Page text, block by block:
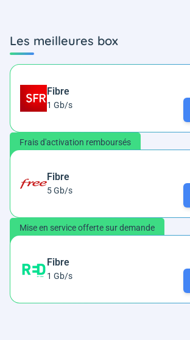
Les meilleures box
Fibre
1 Gb/s
Frais d'activation remboursés
Fibre
5 Gb/s
Mise en service offerte sur demande
Fibre
1 Gb/s